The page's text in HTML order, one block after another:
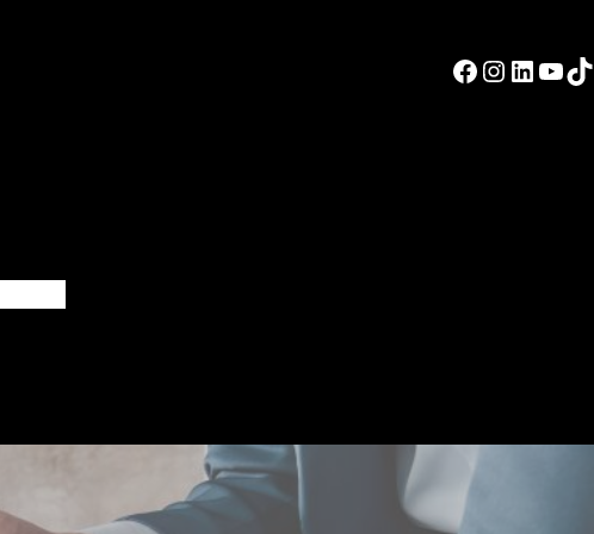
Facebook Instagram LinkedIn YouTube TikTok